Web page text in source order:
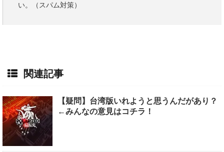
い。（スパム対策）
関連記事
【疑問】台湾版いれようと思うんだがあり？
←みんなの意見はコチラ！